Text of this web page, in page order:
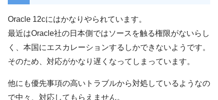
Oracle 12cにはかなりやられています。
最近はOracle社の日本側ではソースを触る権限がないらし
く、本国にエスカレーションするしかできないようです。
そのため、対応がかなり遅くなってしまっています。
他にも優先事項の高いトラブルから対処しているようなの
で中々、対応してもらえません。